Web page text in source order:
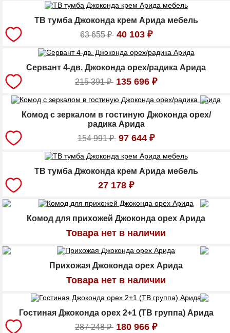
ТВ тумба Джоконда крем Арида мебель
63 655₽ 40 103 ₽
Сервант 4-дв. Джоконда орех/радика Арида
215 391₽ 135 696 ₽
Комод с зеркалом в гостиную Джоконда орех/
радика Арида
154 991₽ 97 644 ₽
ТВ тумба Джоконда крем Арида мебель
27 178 ₽
Комод для прихожей Джоконда орех Арида
Товара нет в наличии
Прихожая Джоконда орех Арида
Товара нет в наличии
Гостиная Джоконда орех 2+1 (ТВ группа) Арида
287 248₽ 180 966 ₽